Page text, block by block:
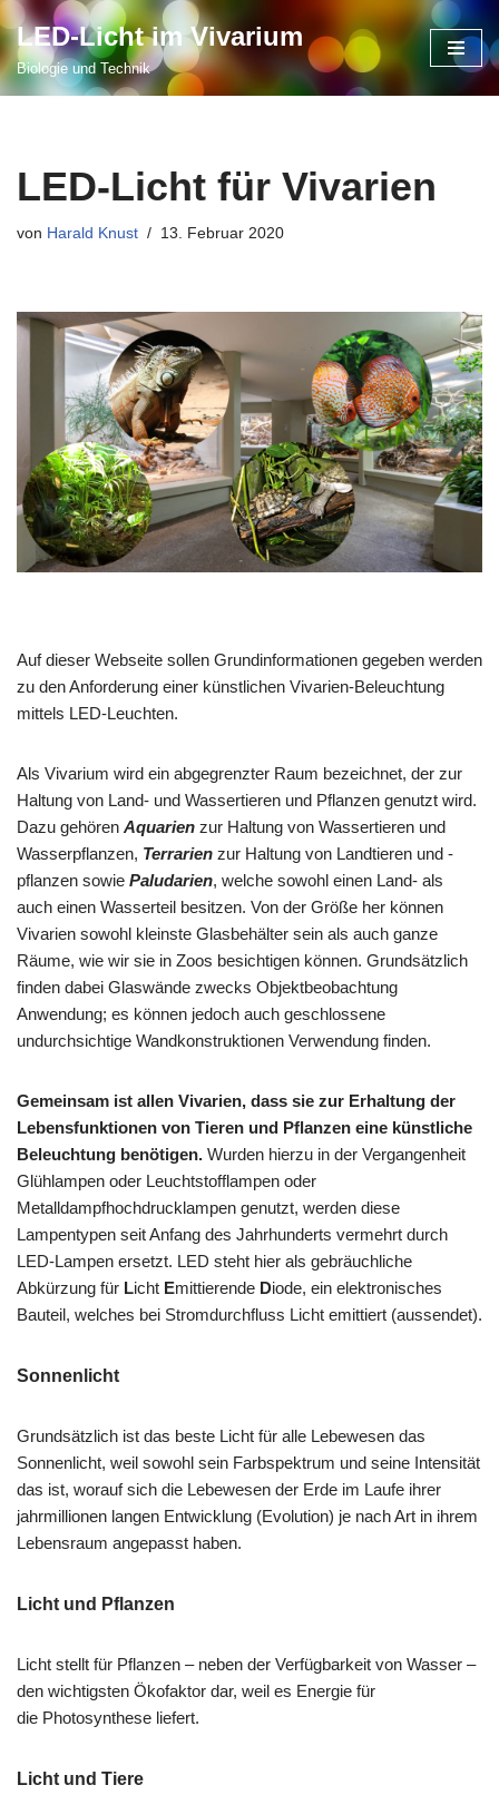
Zum
Inhalt
LED-Licht im Vivarium
Biologie und Technik
LED-Licht für Vivarien
von Harald Knust 13. Februar 2020
Auf dieser Webseite sollen Grundinformationen gegeben werden
zu den Anforderung einer künstlichen Vivarien-Beleuchtung
mittels LED-Leuchten.
Als Vivarium wird ein abgegrenzter Raum bezeichnet, der zur
Haltung von Land- und Wassertieren und Pflanzen genutzt wird.
Dazu gehören Aquarien zur Haltung von Wassertieren und
Wasserpflanzen, Terrarien zur Haltung von Landtieren und -
pflanzen sowie Paludarien, welche sowohl einen Land- als
auch einen Wasserteil besitzen. Von der Größe her können
Vivarien sowohl kleinste Glasbehälter sein als auch ganze
Räume, wie wir sie in Zoos besichtigen können. Grundsätzlich
finden dabei Glaswände zwecks Objektbeobachtung
Anwendung; es können jedoch auch geschlossene
undurchsichtige Wandkonstruktionen Verwendung finden.
Gemeinsam ist allen Vivarien, dass sie zur Erhaltung der
Lebensfunktionen von Tieren und Pflanzen eine künstliche
Beleuchtung benötigen. Wurden hierzu in der Vergangenheit
Glühlampen oder Leuchtstofflampen oder
Metalldampfhochdrucklampen genutzt, werden diese
Lampentypen seit Anfang des Jahrhunderts vermehrt durch
LED-Lampen ersetzt. LED steht hier als gebräuchliche
Abkürzung für Licht Emittierende Diode, ein elektronisches
Bauteil, welches bei Stromdurchfluss Licht emittiert (aussendet).
Sonnenlicht
Grundsätzlich ist das beste Licht für alle Lebewesen das
Sonnenlicht, weil sowohl sein Farbspektrum und seine Intensität
das ist, worauf sich die Lebewesen der Erde im Laufe ihrer
jahrmillionen langen Entwicklung (Evolution) je nach Art in ihrem
Lebensraum angepasst haben.
Licht und Pflanzen
Licht stellt für Pflanzen – neben der Verfügbarkeit von Wasser –
den wichtigsten Ökofaktor dar, weil es Energie für
die Photosynthese liefert.
Licht und Tiere